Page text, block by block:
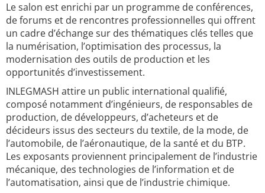
Le salon est enrichi par un programme de conférences,
de forums et de rencontres professionnelles qui offrent
un cadre d’échange sur des thématiques clés telles que
la numérisation, l’optimisation des processus, la
modernisation des outils de production et les
opportunités d’investissement.
INLEGMASH attire un public international qualifié,
composé notamment d’ingénieurs, de responsables de
production, de développeurs, d’acheteurs et de
décideurs issus des secteurs du textile, de la mode, de
l’automobile, de l’aéronautique, de la santé et du BTP.
Les exposants proviennent principalement de l’industrie
mécanique, des technologies de l’information et de
l’automatisation, ainsi que de l’industrie chimique.